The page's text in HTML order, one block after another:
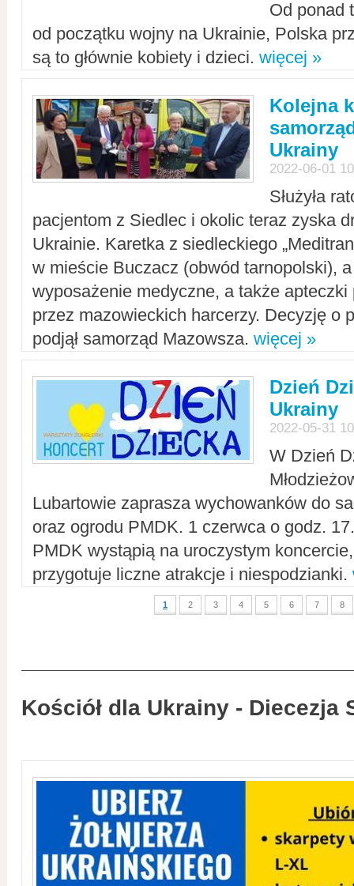
Od ponad
od początku wojny na Ukrainie, Polska
są to głównie kobiety i dzieci. więcej »
Kolejna
Ukrainy
2022-06-01
Służyła
pacjentom z Siedlec i okolic teraz zyska
Ukrainie. Karetka z siedleckiego
w mieście Buczacz (obwód tarnopolski),
wyposażenie medyczne, a także apteczki
przez mazowieckich harcerzy. Decyzję o
podjął samorząd Mazowsza. więcej »
Dzień
Ukrainy
2022-05-31
W Dzień
Lubartowie zaprasza wychowanków do
oraz ogrodu PMDK. 1 czerwca o godz.
PMDK wystąpią na uroczystym
przygotuje liczne atrakcje i niespodzianki.
1 2 3 4 5 6 7 8
Kościół dla Ukrainy - Diecezja